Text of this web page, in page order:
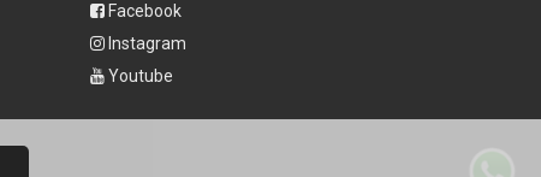
Facebook
Instagram
Youtube